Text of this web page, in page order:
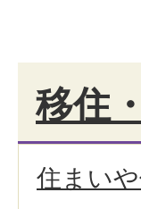
移住
住まい